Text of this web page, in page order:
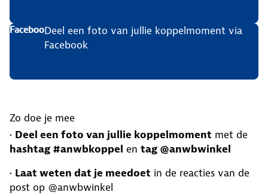
FacebookDeel een foto van jullie koppelmoment via
Facebook
Zo doe je mee
• Deel een foto van jullie koppelmoment met de
hashtag #anwbkoppel en tag @anwbwinkel
• Laat weten dat je meedoet in de reacties van de
post op @anwbwinkel